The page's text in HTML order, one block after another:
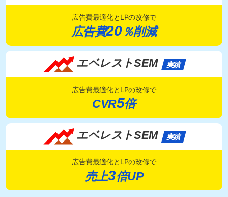
広告費最適化とLPの改修で
広告費20％削減
エベレストSEM 実績
広告費最適化とLPの改修で
CVR5倍
エベレストSEM 実績
広告費最適化とLPの改修で
売上3倍UP